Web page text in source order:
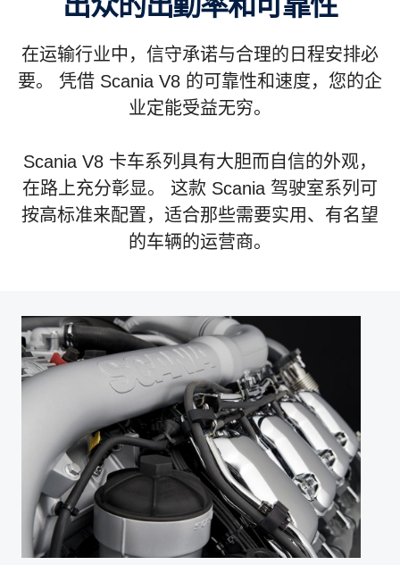
在运输行业中，信守承诺与合理的日程安排必
要。 凭借 Scania V8 的可靠性和速度，您的企
业定能受益无穷。
Scania V8 卡车系列具有大胆而自信的外观，
在路上充分彰显。 这款 Scania 驾驶室系列可
按高标准来配置，适合那些需要实用、有名望
的车辆的运营商。